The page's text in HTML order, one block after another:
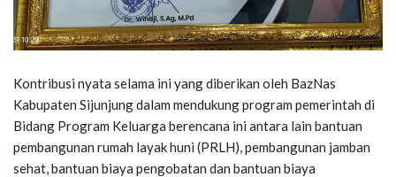
Kontribusi nyata selama ini yang diberikan oleh BazNas
Kabupaten Sijunjung dalam mendukung program pemerintah di
Bidang Program Keluarga berencana ini antara lain bantuan
pembangunan rumah layak huni (PRLH), pembangunan jamban
sehat, bantuan biaya pengobatan dan bantuan biaya